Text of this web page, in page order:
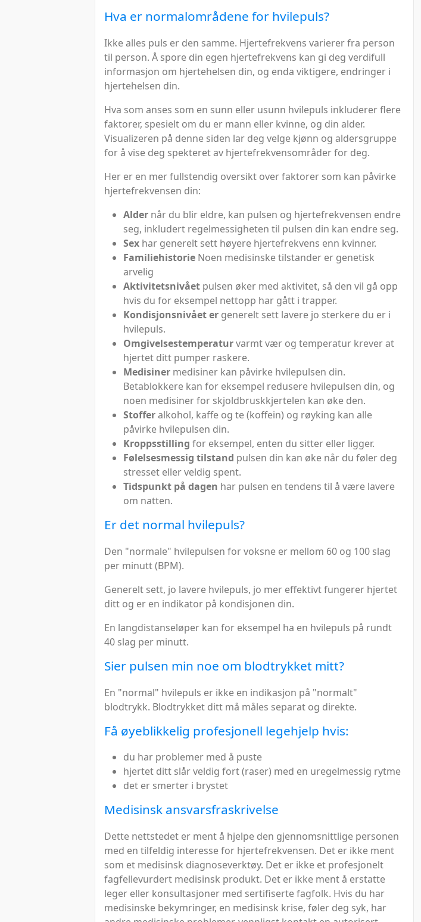
Hva er normalområdene for hvilepuls?
Ikke alles puls er den samme. Hjertefrekvens varierer fra person
til person. Å spore din egen hjertefrekvens kan gi deg verdifull
informasjon om hjertehelsen din, og enda viktigere, endringer i
hjertehelsen din.
Hva som anses som en sunn eller usunn hvilepuls inkluderer flere
faktorer, spesielt om du er mann eller kvinne, og din alder.
Visualizeren på denne siden lar deg velge kjønn og aldersgruppe
for å vise deg spekteret av hjertefrekvensområder for deg.
Her er en mer fullstendig oversikt over faktorer som kan påvirke
hjertefrekvensen din:
Alder når du blir eldre, kan pulsen og hjertefrekvensen endre
seg, inkludert regelmessigheten til pulsen din kan endre seg.
Sex har generelt sett høyere hjertefrekvens enn kvinner.
Familiehistorie Noen medisinske tilstander er genetisk
arvelig
Aktivitetsnivået pulsen øker med aktivitet, så den vil gå opp
hvis du for eksempel nettopp har gått i trapper.
Kondisjonsnivået er generelt sett lavere jo sterkere du er i
hvilepuls.
Omgivelsestemperaturvarmt vær og temperatur krever at
hjertet ditt pumper raskere.
Medisiner medisiner kan påvirke hvilepulsen din.
Betablokkere kan for eksempel redusere hvilepulsen din, og
noen medisiner for skjoldbruskkjertelen kan øke den.
Stofferalkohol, kaffe og te (koffein) og røyking kan alle
påvirke hvilepulsen din.
Kroppsstilling for eksempel, enten du sitter eller ligger.
Følelsesmessig tilstand pulsen din kan øke når du føler deg
stresset eller veldig spent.
Tidspunkt på dagen har pulsen en tendens til å være lavere
om natten.
Er det normal hvilepuls?
Den "normale" hvilepulsen for voksne er mellom 60 og 100 slag
per minutt (BPM).
Generelt sett, jo lavere hvilepuls, jo mer effektivt fungerer hjertet
ditt og er en indikator på kondisjonen din.
En langdistanseløper kan for eksempel ha en hvilepuls på rundt
40 slag per minutt.
Sier pulsen min noe om blodtrykket mitt?
En "normal" hvilepuls er ikke en indikasjon på "normalt"
blodtrykk. Blodtrykket ditt må måles separat og direkte.
Få øyeblikkelig profesjonell legehjelp hvis:
du har problemer med å puste
hjertet ditt slår veldig fort (raser) med en uregelmessig rytme
det er smerter i brystet
Medisinsk ansvarsfraskrivelse
Dette nettstedet er ment å hjelpe den gjennomsnittlige personen
med en tilfeldig interesse for hjertefrekvensen. Det er ikke ment
som et medisinsk diagnoseverktøy. Det er ikke et profesjonelt
fagfellevurdert medisinsk produkt. Det er ikke ment å erstatte
leger eller konsultasjoner med sertifiserte fagfolk. Hvis du har
medisinske bekymringer, en medisinsk krise, føler deg syk, har